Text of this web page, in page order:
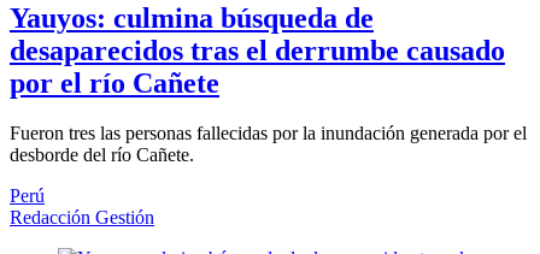
Yauyos: culmina búsqueda de
desaparecidos tras el derrumbe causado
por el río Cañete
Fueron tres las personas fallecidas por la inundación generada por el
desborde del río Cañete.
Perú
Redacción Gestión